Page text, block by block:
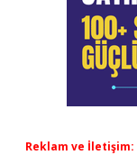
Reklam ve İletişim: